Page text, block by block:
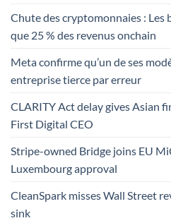
Chute des cryptomonnaies : Les
que 25 % des revenus onchain
Meta confirme qu’un de ses
entreprise tierce par erreur
CLARITY Act delay gives Asian
First Digital CEO
Stripe-owned Bridge joins EU
Luxembourg approval
CleanSpark misses Wall Street
sink